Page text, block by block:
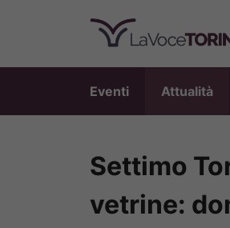
contenuto
Eventi Attualità
Settimo
vetrine: